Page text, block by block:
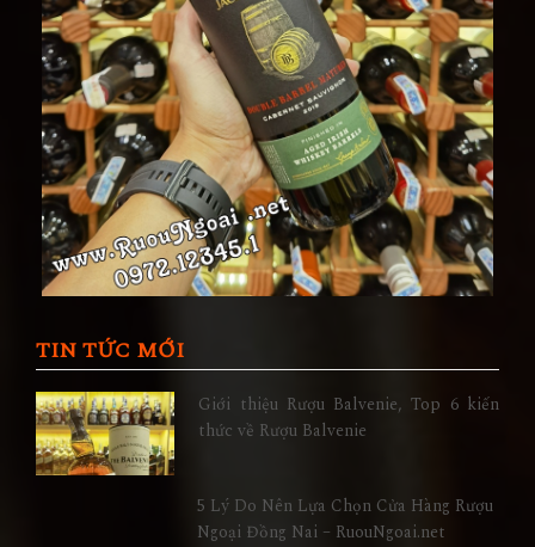
TIN TỨC MỚI
Giới thiệu Rượu Balvenie, Top 6 kiến
thức về Rượu Balvenie
5 Lý Do Nên Lựa Chọn Cửa Hàng Rượu
Ngoại Đồng Nai – RuouNgoai.net